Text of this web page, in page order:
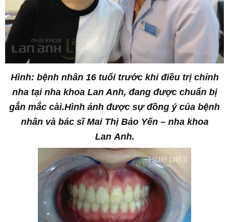
Hình: bệnh nhân 16 tuổi trước khi điều trị chỉnh
nha tại nha khoa Lan Anh, đang được chuẩn bị
gắn mắc cài.Hình ảnh được sự đồng ý của bệnh
nhân và bác sĩ Mai Thị Bảo Yến – nha khoa
Lan Anh.